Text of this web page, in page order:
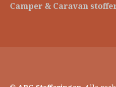
Camper & Caravan